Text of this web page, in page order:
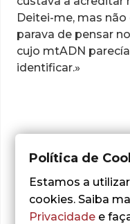
Deitei-me, mas
parava de pensar
cujo mtADN
identificar.»
Política de
Estamos a
cookies. Saiba
Privacidade e